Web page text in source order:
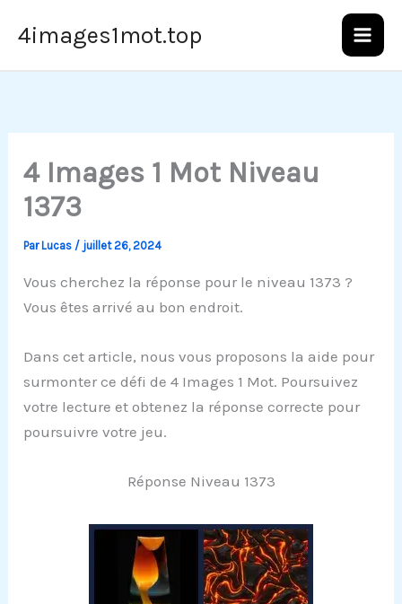
4images1mot.top
4 Images 1 Mot Niveau
1373
ParLucas / juillet 26, 2024
Vous cherchez la réponse pour le niveau 1373 ?
Vous êtes arrivé au bon endroit.
Dans cet article, nous vous proposons la aide pour
surmonter ce défi de 4 Images 1 Mot. Poursuivez
votre lecture et obtenez la réponse correcte pour
poursuivre votre jeu.
Réponse Niveau 1373